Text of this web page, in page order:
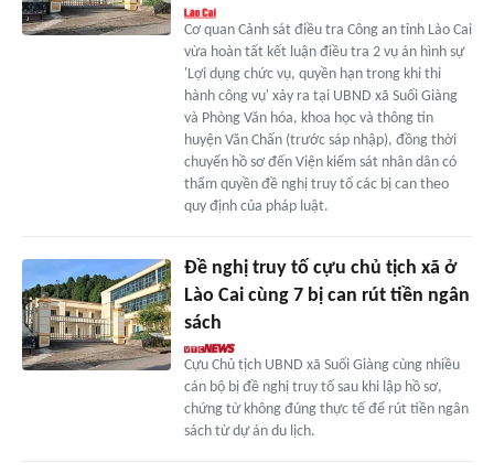
Cơ quan Cảnh sát điều tra Công an tỉnh Lào Cai
vừa hoàn tất kết luận điều tra 2 vụ án hình sự
'Lợi dụng chức vụ, quyền hạn trong khi thi
hành công vụ' xảy ra tại UBND xã Suối Giàng
và Phòng Văn hóa, khoa học và thông tin
huyện Văn Chấn (trước sáp nhập), đồng thời
chuyển hồ sơ đến Viện kiểm sát nhân dân có
thẩm quyền đề nghị truy tố các bị can theo
quy định của pháp luật.
Đề nghị truy tố cựu chủ tịch xã ở
Lào Cai cùng 7 bị can rút tiền ngân
sách
Cựu Chủ tịch UBND xã Suối Giàng cùng nhiều
cán bộ bị đề nghị truy tố sau khi lập hồ sơ,
chứng từ không đúng thực tế để rút tiền ngân
sách từ dự án du lịch.